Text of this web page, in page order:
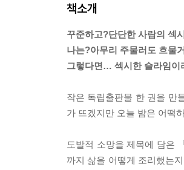
책소개
꾸준하고?단단한 사람의 섹
나는?아무리 주물러도 흐물
그렇다면… 섹시한 슬라임이
작은 독립출판물 한 권을 만
가 뜨겠지만 오늘 밤은 어떡
도발적 소망을 제목에 담은
까지 삶을 어떻게 조리했는